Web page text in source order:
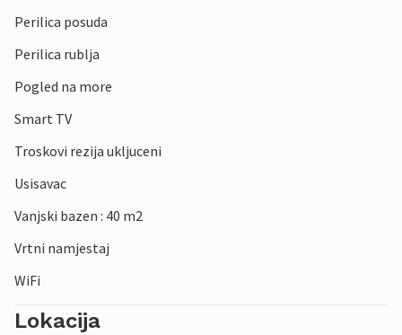
Perilica posuda
Perilica rublja
Pogled na more
Smart TV
Troskovi rezija ukljuceni
Usisavac
Vanjski bazen : 40 m2
Vrtni namjestaj
WiFi
Lokacija